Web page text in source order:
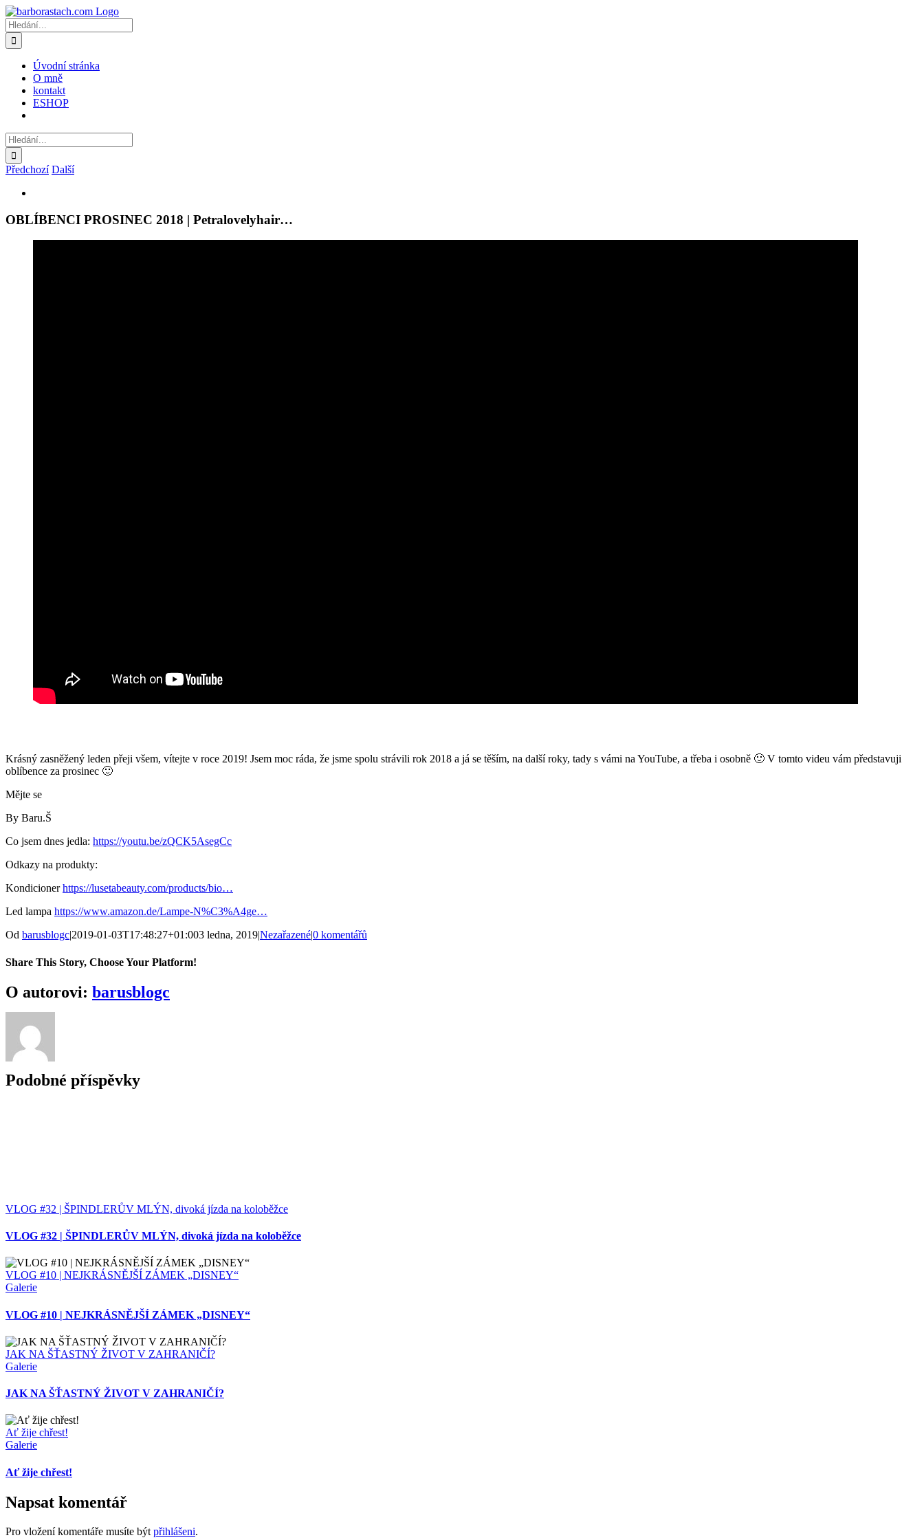
Přeskočit
na
obsah
Hledat:
Úvodní stránka
O mně
kontakt
ESHOP
Hledat:
Předchozí Další
obrázek
OBLÍBENCI PROSINEC 2018 | Petralovelyhair…
Krásný zasněžený leden přeji všem, vítejte v roce 2019! Jsem moc ráda, že jsme spolu strávili rok 2018 a já se těším, na další roky, tady s vámi na YouTube, a třeba i osobně 🙂 V tomto videu vám představuji
oblíbence za prosinec 🙂
Mějte se
By Baru.Š
Co jsem dnes jedla: https://youtu.be/zQCK5AsegCc
Odkazy na produkty:
Kondicionerhttps://lusetabeauty.com/products/bio…
Led lampa https://www.amazon.de/Lampe-N%C3%A4ge…
Od barusblogc|2019-01-03T17:48:27+01:003 ledna, 2019|Nezařazené|0 komentářů
Share This Story, Choose Your Platform!
Facebook
Twitter
Reddit
LinkedIn
WhatsApp
Tumblr
Pinterest
Vk
E-
mail
O autorovi: barusblogc
Podobné příspěvky
VLOG #32 | ŠPINDLERŮV MLÝN, divoká jízda na koloběžce
VLOG #32 | ŠPINDLERŮV MLÝN, divoká jízda na koloběžce
VLOG #10 | NEJKRÁSNĚJŠÍ ZÁMEK „DISNEY“
Galerie
VLOG #10 | NEJKRÁSNĚJŠÍ ZÁMEK „DISNEY“
JAK NA ŠŤASTNÝ ŽIVOT V ZAHRANIČÍ?
Galerie
JAK NA ŠŤASTNÝ ŽIVOT V ZAHRANIČÍ?
Ať žije chřest!
Galerie
Ať žije chřest!
Napsat komentář
Pro vložení komentáře musíte být přihlášeni.